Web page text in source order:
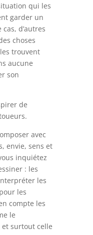
qui les
garder un
d’autres
choses
trouvent
aucune
son
de
avec
envie, sens et
inquiétez
: les
les
les
compte les
le
surtout celle